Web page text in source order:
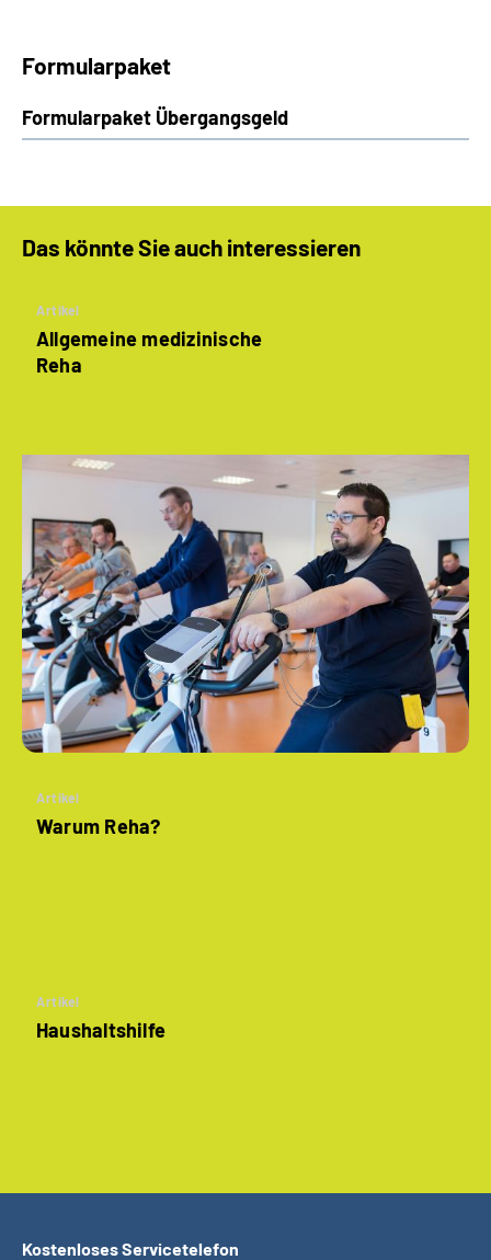
Formularpaket
Formularpaket Übergangsgeld
Das könnte Sie auch interessieren
Artikel
Allgemeine medizinische
Reha
Artikel
Warum Reha?
Artikel
Haushaltshilfe
Kostenloses Servicetelefon